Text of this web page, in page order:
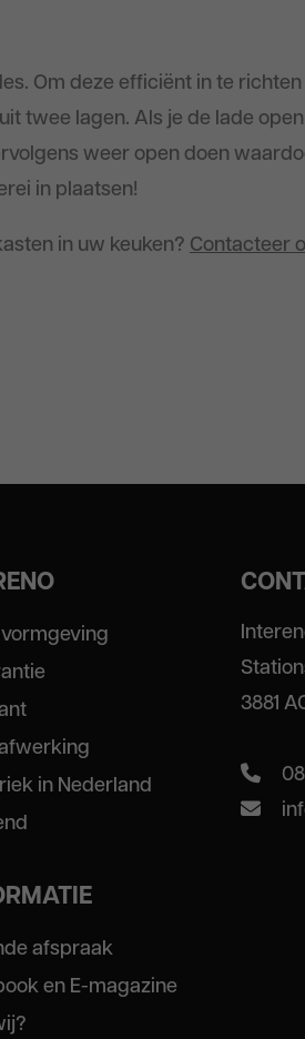
Om deze efficiënt in te
twee lagen. Als je de lade
weer open doen
in plaatsen!
in uw keuken? Contacteer
in Nederland
afspraak
en E-magazine
3881